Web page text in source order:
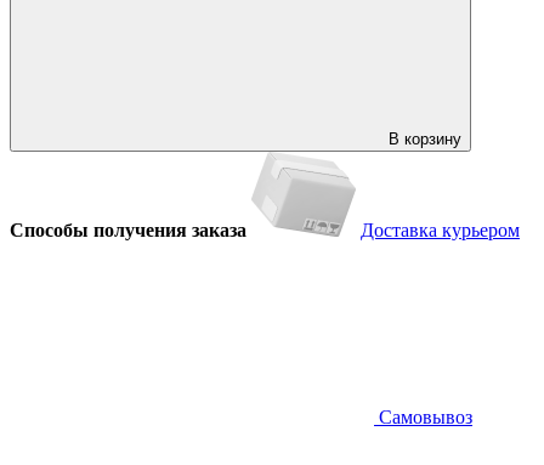
В корзину
Способы получения заказа Доставка курьером
Самовывоз